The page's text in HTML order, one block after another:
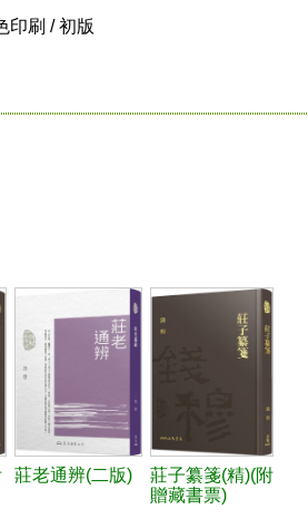
印刷 / 初版
莊老通辨(二版)
莊子纂箋(精)(附
贈藏書票)